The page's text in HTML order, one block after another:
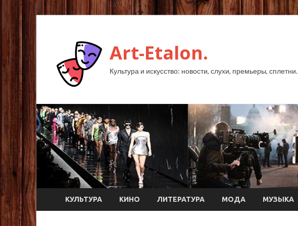
Art-Etalon.
Культура и искусство: новости, слухи, премьеры, сплетни.
КУЛЬТУРА КИНО ЛИТЕРАТУРА МОДА МУЗЫКА